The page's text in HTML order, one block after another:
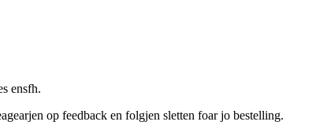
ensfh.
op feedback en folgjen sletten foar jo bestelling.